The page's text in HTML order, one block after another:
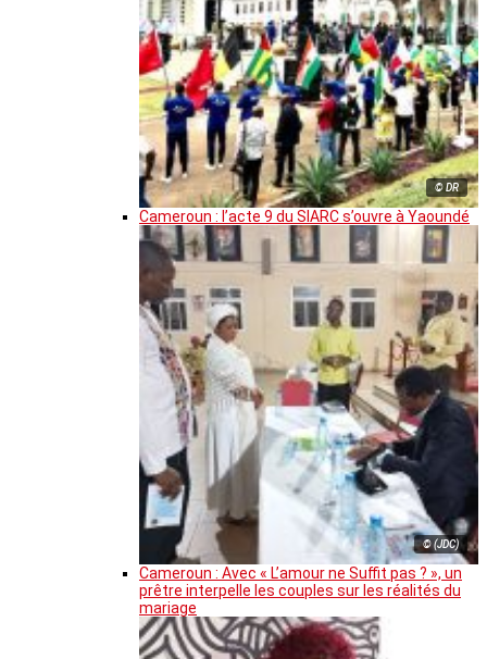
© DR
Cameroun : l’acte 9 du SIARC s’ouvre à Yaoundé
© (JDC)
Cameroun : Avec « L’amour ne Suffit pas ? », un
prêtre interpelle les couples sur les réalités du
mariage